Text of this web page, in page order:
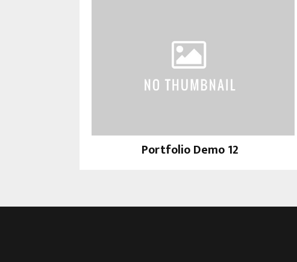
Portfolio Demo 12